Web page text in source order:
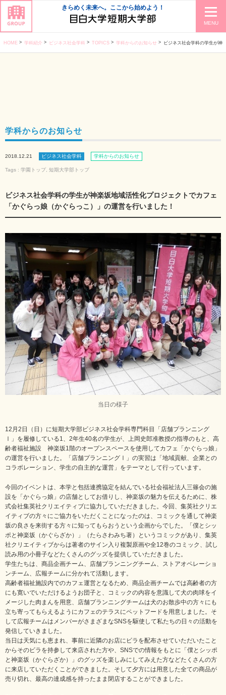
きらめく未来へ。ここから始めよう！
MENU
HOME 学科紹介 ビジネス社会学科 TOPICS 学科からのお知らせ ビジネス社会学科の学生が神楽坂地域活性化プロジ
学科からのお知らせ
2018.12.21 ビジネス社会学科 学科からのお知らせ
Tags : 学園トップ 短期大学部トップ
ビジネス社会学科の学生が神楽坂地域活性化プロジェクトでカフェ
「かぐらっ娘（かぐらっこ）」の運営を行いました！
当日の様子
12月2日（日）に短期大学部ビジネス社会学科専門科目「店舗プランニング
Ⅰ」を履修している1、2年生40名の学生が、上岡史郎准教授の指導のもと、高
齢者福祉施設 神楽坂1階のオープンスペースを使用してカフェ「かぐらっ娘」
の運営を行いました。「店舗プランニングⅠ」の実習は「地域貢献、企業との
コラボレーション、学生の自主的な運営」をテーマとして行っています。
今回のイベントは、本学と包括連携協定を結んでいる社会福祉法人三篠会の施
設を「かぐらっ娘」の店舗としてお借りし、神楽坂の魅力を伝えるために、株
式会社集英社クリエイティブに協力していただきました。今回、集英社クリエ
イティブの方々にご協力をいただくことになったのは、コミックを通して神楽
坂の良さを来街する方々に知ってもらおうという企画からでした。「僕とシッ
ポと神楽坂（かぐらざか）」（たらさわみち著）というコミックがあり、集英
社クリエイティブからは著者のサイン入り複製原画や全12巻のコミック、試し
読み用の小冊子などたくさんのグッズを提供していただきました。
学生たちは、商品企画チーム、店舗プランニングチーム、ストアオペレーショ
ンチーム、広報チームに分かれて活動します。
高齢者福祉施設内でのカフェ運営となるため、商品企画チームでは高齢者の方
にも寛いでいただけるようお団子と、コミックの内容を意識して犬の肉球をイ
メージした肉まんを用意、店舗プランニングチームは犬のお散歩中の方々にも
立ち寄ってもらえるようにカフェのテラスにペットフードを用意しました。そ
して広報チームはメンバーがさまざまなSNSを駆使して私たちの日々の活動を
発信していきました。
当日は天気にも恵まれ、事前に近隣のお店にビラを配布させていただいたこと
からそのビラを持参して来店された方や、SNSでの情報をもとに「僕とシッポ
と神楽坂（かぐらざか）」のグッズを楽しみにしてみえた方などたくさんの方
に来店していただくことができました。そして夕方には用意した全ての商品が
売り切れ、最高の達成感を持ったまま閉店することができました。